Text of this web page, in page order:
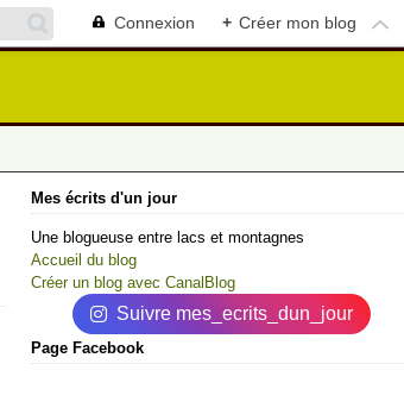
Connexion + Créer mon blog
Mes écrits d'un jour
Une blogueuse entre lacs et montagnes
Accueil du blog
Créer un blog avec CanalBlog
Suivre mes_ecrits_dun_jour
Page Facebook